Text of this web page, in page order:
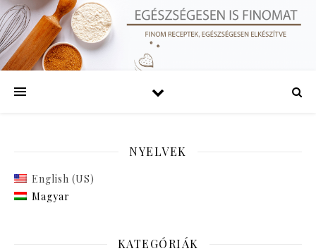
NYELVEK
English (US)
Magyar
KATEGÓRIÁK